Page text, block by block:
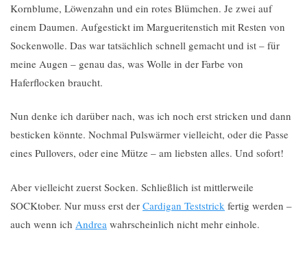
Kornblume, Löwenzahn und ein rotes Blümchen. Je zwei auf
einem Daumen. Aufgestickt im Margueritenstich mit Resten von
Sockenwolle. Das war tatsächlich schnell gemacht und ist – für
meine Augen – genau das, was Wolle in der Farbe von
Haferflocken braucht.
Nun denke ich darüber nach, was ich noch erst stricken und dann
besticken könnte. Nochmal Pulswärmer vielleicht, oder die Passe
eines Pullovers, oder eine Mütze – am liebsten alles. Und sofort!
Aber vielleicht zuerst Socken. Schließlich ist mittlerweile
SOCKtober. Nur muss erst der Cardigan Teststrick fertig werden –
auch wenn ich Andrea wahrscheinlich nicht mehr einhole.